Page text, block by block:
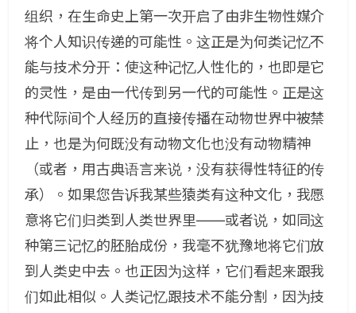
组织，在生命史上第一次开启了由非生物性媒介
将个人知识传递的可能性。这正是为何类记忆不
能与技术分开：使这种记忆人性化的，也即是它
的灵性，是由一代传到另一代的可能性。正是这
种代际间个人经历的直接传播在动物世界中被禁
止，也是为何既没有动物文化也没有动物精神
（或者，用古典语言来说，没有获得性特征的传
承）。如果您告诉我某些猿类有这种文化，我愿
意将它们归类到人类世界里——或者说，如同这
种第三记忆的胚胎成份，我毫不犹豫地将它们放
到人类史中去。也正因为这样，它们看起来跟我
们如此相似。人类记忆跟技术不能分割，因为技